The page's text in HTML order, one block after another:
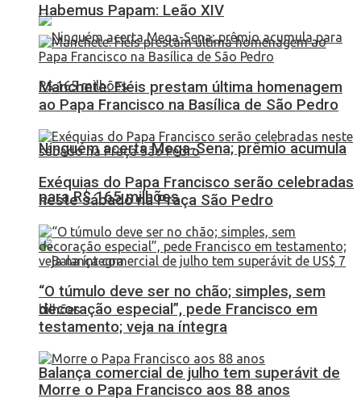
Ninguém acerta Mega-Sena; prêmio acumula
para R$ 165 milhões
Balança comercial de julho tem superávit de
Habemus Papam: Leão XIV
Manchete: Fiéis prestam última homenagem
ao Papa Francisco na Basílica de São Pedro
Exéquias do Papa Francisco serão celebradas
neste sábado na Praça São Pedro
“O túmulo deve ser no chão; simples, sem
decoração especial”, pede Francisco em
testamento; veja na íntegra
Morre o Papa Francisco aos 88 anos